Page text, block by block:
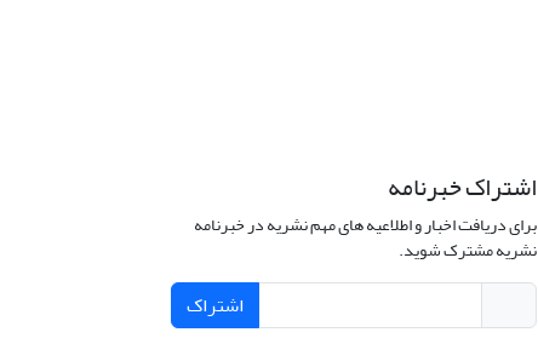
اشتراک خبرنامه
برای دریافت اخبار و اطلاعیه های مهم نشریه در خبرنامه
نشریه مشترک شوید.
اشتراک